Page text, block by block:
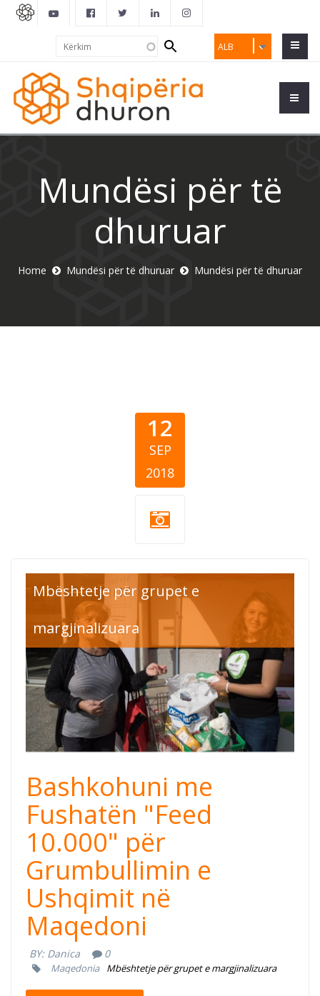
ALB
Search
form
Mundësi për të
dhuruar
Home Mundësi për të dhuruar Mundësi për të dhuruar
12
SEP
2018
Feed 10.000.jpg
Mbështetje për grupet e
margjinalizuara
Bashkohuni me
Fushatën "Feed
10.000" për
Grumbullimin e
Ushqimit në
Maqedoni
BY: Danica 0
Maqedonia Mbështetje për grupet e margjinalizuara